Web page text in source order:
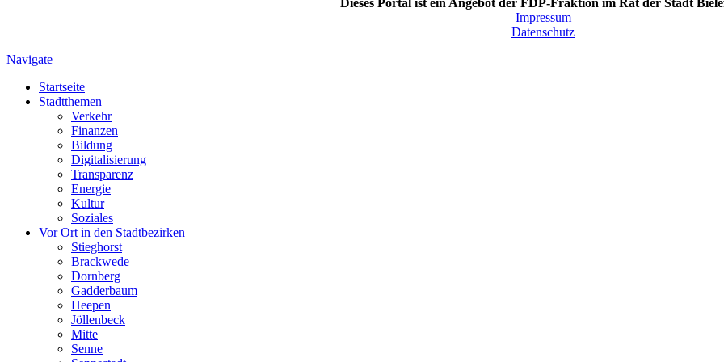
Dieses Portal ist ein Angebot der FDP-Fraktion im Rat der Stadt
Impressum
Datenschutz
Navigate
Startseite
Stadtthemen
Verkehr
Finanzen
Bildung
Digitalisierung
Transparenz
Energie
Kultur
Soziales
Vor Ort in den Stadtbezirken
Stieghorst
Brackwede
Dornberg
Gadderbaum
Heepen
Jöllenbeck
Mitte
Senne